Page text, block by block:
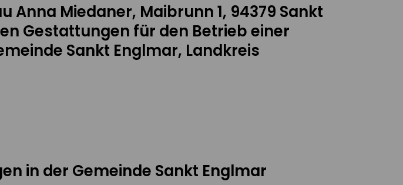
Anna Miedaner, Maibrunn 1, 94379 Sankt
Gestattungen für den Betrieb einer
Sankt Englmar, Landkreis
in der Gemeinde Sankt Englmar